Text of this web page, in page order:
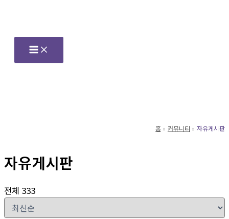
홈 커뮤니티 자유게시판
자유게시판
전체 333